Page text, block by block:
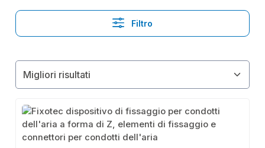
Filtro